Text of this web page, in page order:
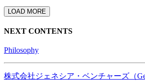
LOAD MORE
NEXT CONTENTS
Philosophy
株式会社ジェネシア・ベンチャーズ（